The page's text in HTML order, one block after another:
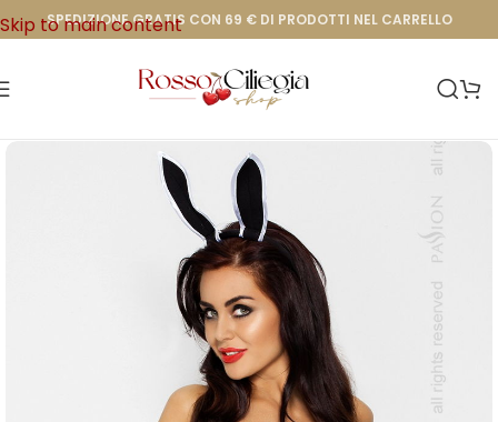
Skip to main content
SPEDIZIONE GRATIS CON 69 € DI PRODOTTI NEL CARRELLO